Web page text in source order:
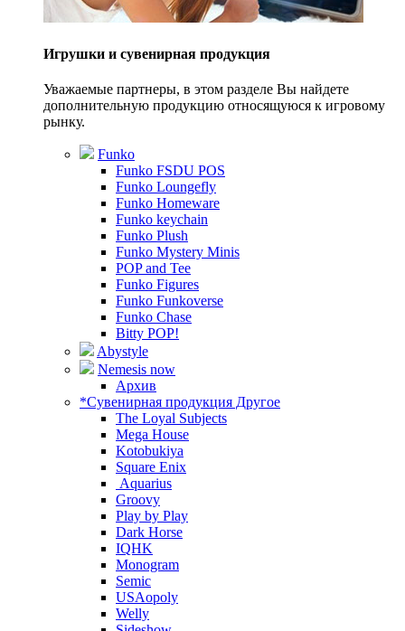
Игрушки и сувенирная продукция
Уважаемые партнеры, в этом разделе Вы найдете
дополнительную продукцию относящуюся к игровому
рынку.
Funko
Funko FSDU POS
Funko Loungefly
Funko Homeware
Funko keychain
Funko Plush
Funko Mystery Minis
POP and Tee
Funko Figures
Funko Funkoverse
Funko Chase
Bitty POP!
Abystyle
Nemesis now
Архив
*Сувенирная продукция Другое
The Loyal Subjects
Mega House
Kotobukiya
Square Enix
Aquarius
Groovy
Play by Play
Dark Horse
IQHK
Monogram
Semic
USAopoly
Welly